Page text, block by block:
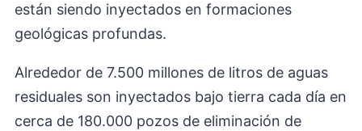
están siendo inyectados en formaciones
geológicas profundas.
Alrededor de 7.500 millones de litros de aguas
residuales son inyectados bajo tierra cada día en
cerca de 180.000 pozos de eliminación de